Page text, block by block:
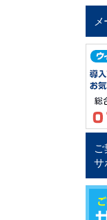
サ